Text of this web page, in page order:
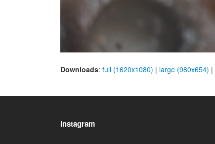
Downloads: full (1620x1080) | large (980x654) |
Instagram